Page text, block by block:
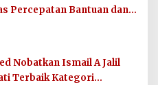
Percepatan Bantuan dan
Nobatkan Ismail A Jalil
Terbaik Kategori